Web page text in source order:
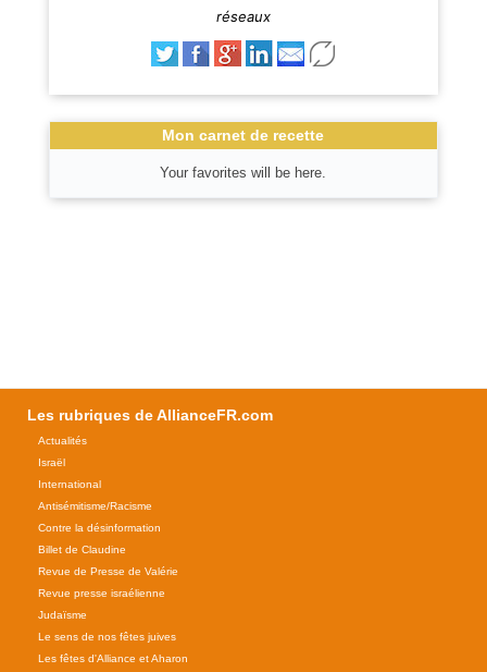
réseaux
Mon carnet de recette
Your favorites will be here.
Les rubriques de AllianceFR.com
Actualités
Israël
International
Antisémitisme/Racisme
Contre la désinformation
Billet de Claudine
Revue de Presse de Valérie
Revue presse israélienne
Judaïsme
Le sens de nos fêtes juives
Les fêtes d'Alliance et Aharon